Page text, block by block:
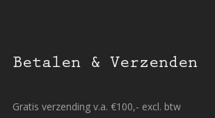
Betalen & Verzenden
Gratis verzending v.a. €100,- excl. btw